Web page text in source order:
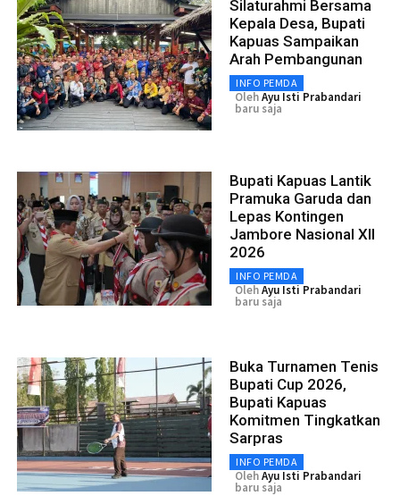
Silaturahmi Bersama
Kepala Desa, Bupati
Kapuas Sampaikan
Arah Pembangunan
INFO PEMDA
OlehAyu Isti Prabandari
baru saja
Bupati Kapuas Lantik
Pramuka Garuda dan
Lepas Kontingen
Jambore Nasional XII
2026
INFO PEMDA
OlehAyu Isti Prabandari
baru saja
Buka Turnamen Tenis
Bupati Cup 2026,
Bupati Kapuas
Komitmen Tingkatkan
Sarpras
INFO PEMDA
OlehAyu Isti Prabandari
baru saja